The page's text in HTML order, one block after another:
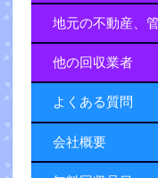
地元の不動産、
他の回収業者
よくある質問
会社概要